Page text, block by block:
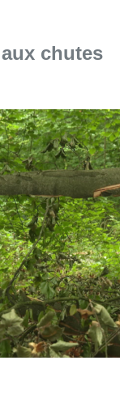
: attention
station